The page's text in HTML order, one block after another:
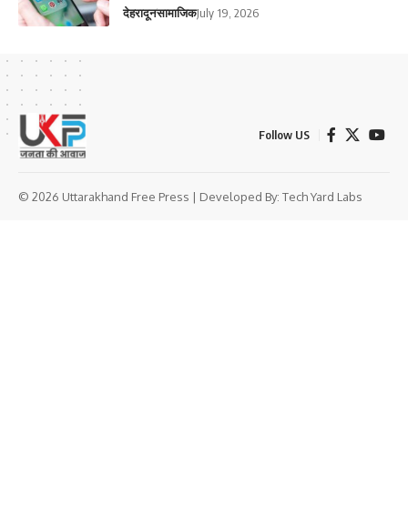
देहरादूनसामाजिकJuly 19, 2026
Follow US
© 2026 Uttarakhand Free Press | Developed By: Tech Yard Labs